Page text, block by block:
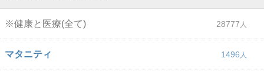
※健康と医療(全て) 28777
マタニティ 1496